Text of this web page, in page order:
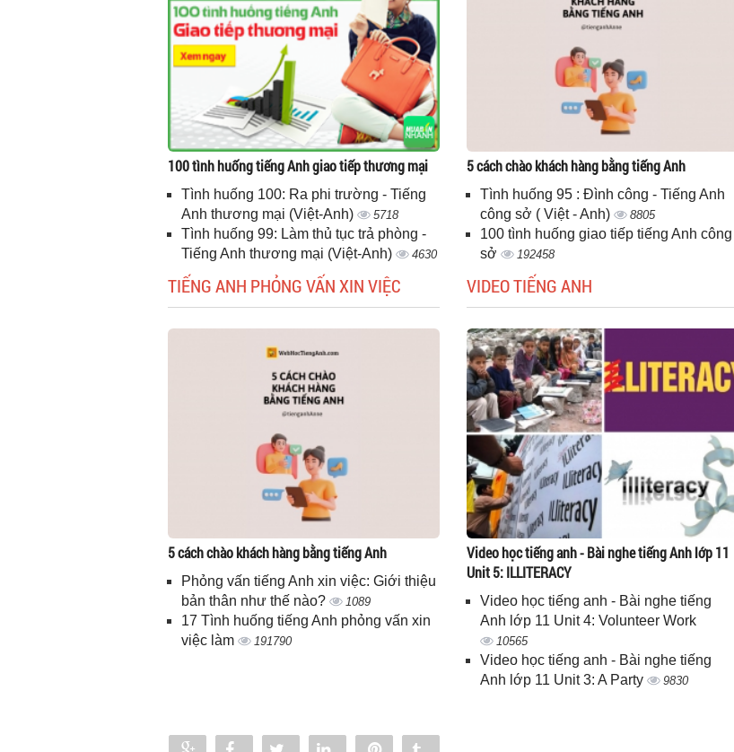
100 tình huống tiếng Anh giao tiếp thương mại
Tình huống 100: Ra phi trường - Tiếng
Anh thương mại (Việt-Anh)
5718
Tình huống 99: Làm thủ tục trả phòng -
Tiếng Anh thương mại (Việt-Anh)
4630
5 cách chào khách hàng bằng tiếng Anh
Tình huống 95 : Đình công - Tiếng Anh
công sở ( Việt - Anh)
8805
100 tình huống giao tiếp tiếng Anh công
sở
192458
TIẾNG ANH PHỎNG VẤN XIN VIỆC
5 cách chào khách hàng bằng tiếng Anh
Phỏng vấn tiếng Anh xin việc: Giới thiệu
bản thân như thế nào?
1089
17 Tình huống tiếng Anh phỏng vấn xin
việc làm
191790
VIDEO TIẾNG ANH
Video học tiếng anh - Bài nghe tiếng Anh lớp 11
Unit 5: ILLITERACY
Video học tiếng anh - Bài nghe tiếng
Anh lớp 11 Unit 4: Volunteer Work
10565
Video học tiếng anh - Bài nghe tiếng
Anh lớp 11 Unit 3: A Party
9830
Share Share Tweet Share